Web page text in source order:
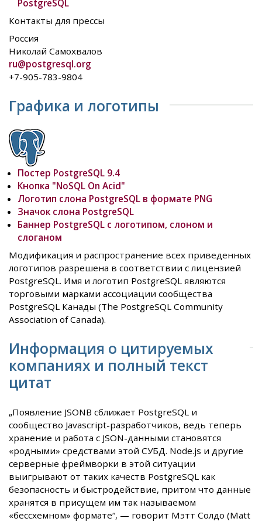
PostgreSQL
Контакты для прессы
Россия
Николай Самохвалов
ru@postgresql.org
+7-905-783-9804
Графика и логотипы
Постер PostgreSQL 9.4
Кнопка "NoSQL On Acid"
Логотип слона PostgreSQL в формате PNG
Значок слона PostgreSQL
Баннер PostgreSQL с логотипом, слоном и
слоганом
Модификация и распространение всех приведенных
логотипов разрешена в соответствии с лицензией
PostgreSQL. Имя и логотип PostgreSQL являются
торговыми марками ассоциации сообщества
PostgreSQL Канады (The PostgreSQL Community
Association of Canada).
Информация о цитируемых
компаниях и полный текст
цитат
„Появление JSONB сближает PostgreSQL и
сообщество Javascript-разработчиков, ведь теперь
хранение и работа с JSON-данными становятся
«родными» средствами этой СУБД. Node.js и другие
серверные фреймворки в этой ситуации
выигрывают от таких качеств PostgreSQL как
безопасность и быстродействие, притом что данные
хранятся в присущем им так называемом
«бессхемном» формате“, — говорит Мэтт Солдо (Matt